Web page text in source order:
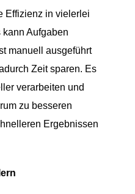
Effizienz in vielerlei
Aufgaben
manuell ausgeführt
Zeit sparen. Es
verarbeiten und
zu besseren
Ergebnissen